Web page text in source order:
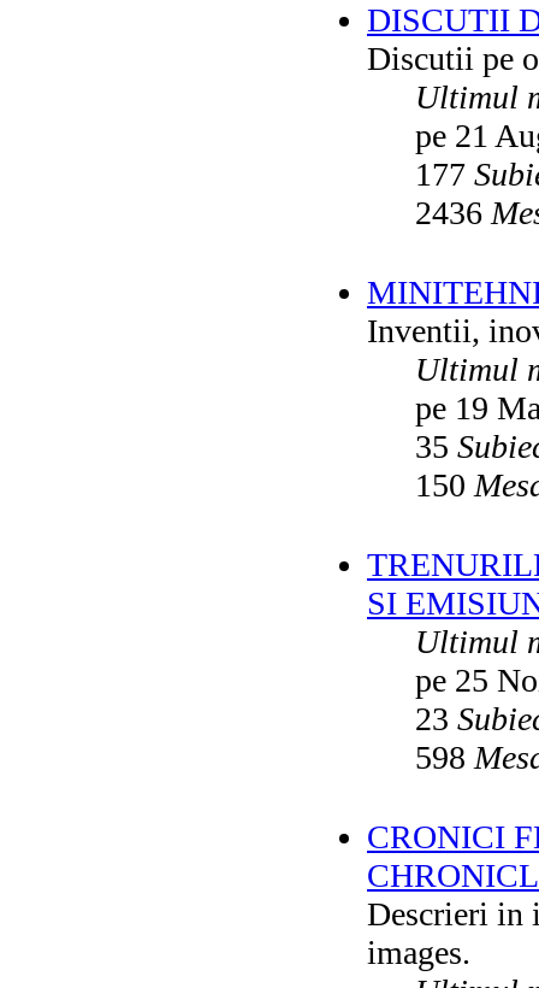
DISCUTII
Discutii pe
Ultimul
pe 21
177
2436
Inventii,
Ultimul
pe 19
35
150
SI
Ultimul
pe 25
23
598
CRONICI
Descrieri in
images.